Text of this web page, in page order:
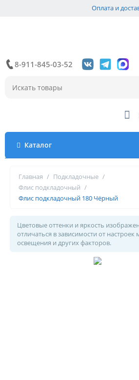
Оплата и
8-911-845-03-52
Каталог
Главная / Подкладочные /
Флис подкладочный /
Флис подкладочный 180 Чёрный
Цветовые оттенки и яркость
отличаться в зависимости от настроек
освещения и других факторов.